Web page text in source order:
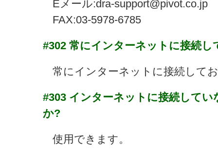
Eメール:dra-support@pivot.co.jp
FAX:03-5978-6785
#302 常にインターネットに接続
常にインターネットに接続して
#303 インターネットに接続して
か?
使用できます。